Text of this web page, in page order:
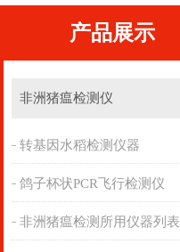
产品展示
非洲猪瘟检测仪
转基因水稻检测仪器
鸽子杯状PCR飞行检测仪
非洲猪瘟检测所用仪器列表